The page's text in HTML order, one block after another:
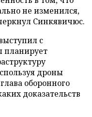
не изменился,
Синкявичюс.
с
планирует
дроны
оборонного
доказательств